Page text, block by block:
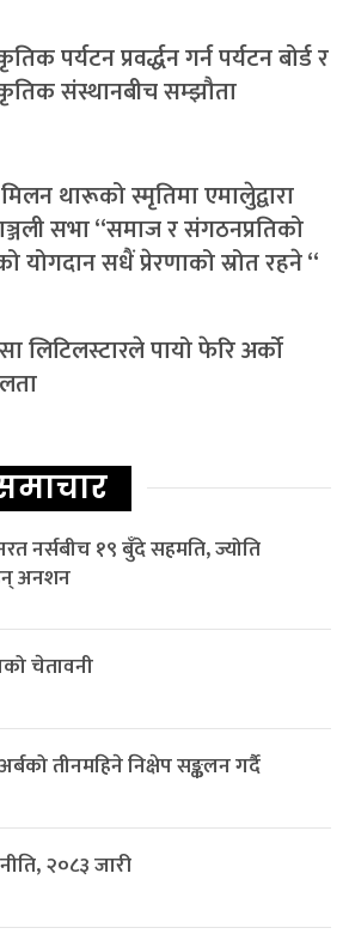
पर्यटन प्रवर्द्धन गर्न पर्यटन बोर्ड र
संस्थानबीच सम्झौता
थारूको स्मृतिमा एमालेुद्वारा
सभा “समाज र संगठनप्रतिको
योगदान सधैं प्रेरणाको स्रोत रहने “
लिटिलस्टारले पायो फेरि अर्को
नर्सबीच १९ बुँदे सहमति, ज्योति
अनशन
चेतावनी
तीनमहिने निक्षेप सङ्कलन गर्दै
२०८३ जारी